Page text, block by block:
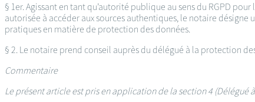
§ 1er. Agissant en tant qu’autorité publique au sens du RGPD
autorisée à accéder aux sources authentiques, le notaire
pratiques en matière de protection des données.
§ 2. Le notaire prend conseil auprès du délégué à la protection
Commentaire
Le présent article est pris en application de la section 4